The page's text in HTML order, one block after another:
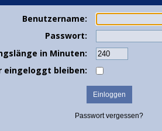
Benutzername:
Passwort:
in Minuten:
eingeloggt bleiben:
Passwort vergessen?